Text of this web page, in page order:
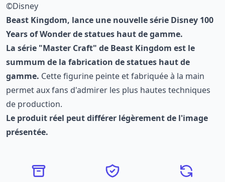
©Disney
Beast Kingdom, lance une nouvelle série Disney 100
Years of Wonder de statues haut de gamme.
La série "Master Craft" de Beast Kingdom est le
summum de la fabrication de statues haut de
gamme. Cette figurine peinte et fabriquée à la main
permet aux fans d'admirer les plus hautes techniques
de production.
Le produit réel peut différer légèrement de l'image
présentée.